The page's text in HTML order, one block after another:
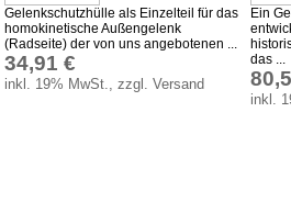
Gelenkschutzhülle als Einzelteil für das
homokinetische Außengelenk
(Radseite) der von uns angebotenen ...
34,91 €
inkl. 19% MwSt., zzgl. Versand
Ein
das ...
inkl.